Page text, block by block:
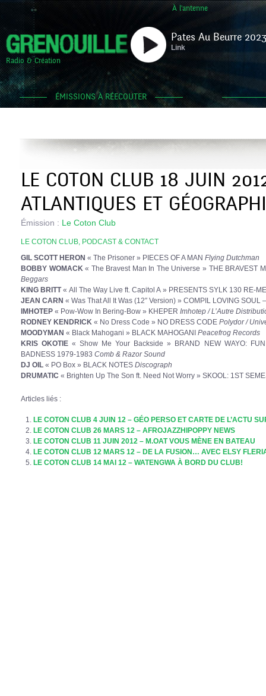
À l'antenne
Radio & Création
Pates Au Beurre
Link
ÉMISSIONS À RÉECOUTER
LE COTON CLUB 18 JUIN
ATLANTIQUES ET
Émission : Le Coton Club
LE COTON CLUB, PODCAST & CONTACT
GIL SCOTT HERON « The Prisoner » PIECES OF A MAN Flying Dutchman
BOBBY WOMACK « The Bravest Man In The Universe » THE BRAVEST
Beggars
KING BRITT« All The Way Live ft. Capitol A » PRESENTS SYLK 130 RE-
JEAN CARN « Was That All It Was (12″ Version) » COMPIL LOVING
IMHOTEP « Pow-Wow In Bering-Bow » KHEPER Imhotep / L’Autre
RODNEY KENDRICK « No Dress Code » NO DRESS CODE Polydor /
MOODYMAN « Black Mahogani » BLACK MAHOGANI Peacefrog Records
KRIS OKOTIE « Show Me Your Backside » BRAND NEW WAYO:
BADNESS 1979-1983 Comb & Razor Sound
DJ OIL « PO Box » BLACK NOTES Discograph
DRUMATIC « Brighten Up The Son ft. Need Not Worry » SKOOL: 1ST
Articles liés :
LE COTON CLUB 4 JUIN 12 – GÉO PERSO ET CARTE DE L’ACTU
LE COTON CLUB 26 MARS 12 – AFROJAZZHIPOPPY NEWS
LE COTON CLUB 11 JUIN 2012 – M.OAT VOUS MÈNE EN BATEAU
LE COTON CLUB 12 MARS 12 – DE LA FUSION… AVEC ELSY
LE COTON CLUB 14 MAI 12 – WATENGWA À BORD DU CLUB!